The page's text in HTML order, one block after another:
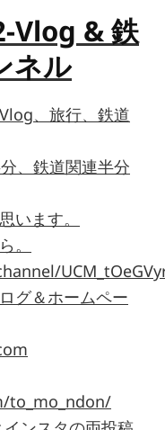
Vlog & 鉄
ネル
、旅行、鉄道
、鉄道関連半分
います。
。
グ＆ホームペー
to_mo_ndon/